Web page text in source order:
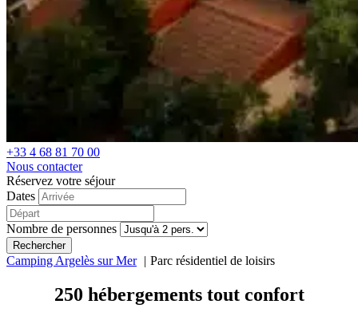
+33 4 68 81 70 00
Nous contacter
Réservez votre séjour
Dates
Nombre de personnes
Rechercher
Camping Argelès sur Mer Parc résidentiel de loisirs
250 hébergements tout confort